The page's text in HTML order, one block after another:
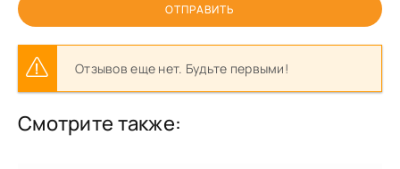
ОТПРАВИТЬ
Отзывов еще нет. Будьте первыми!
Смотрите также: